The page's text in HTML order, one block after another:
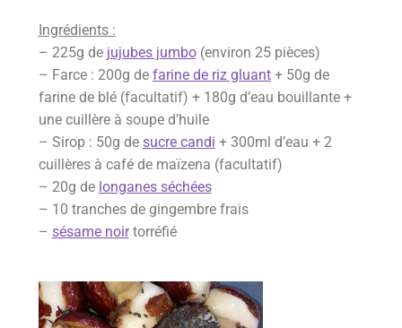
Ingrédients :
– 225g de jujubes jumbo(environ 25 pièces)
– Farce : 200g de farine de riz gluant+ 50g de
farine de blé (facultatif) + 180g d’eau bouillante +
une cuillère à soupe d’huile
– Sirop : 50g de sucre candi + 300ml d’eau + 2
cuillères à café de maïzena (facultatif)
– 20g de longanes séchées
– 10 tranches de gingembre frais
– sésame noirtorréfié